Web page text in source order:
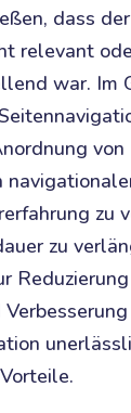
dass
relevant
war. Im
von
zu
zu